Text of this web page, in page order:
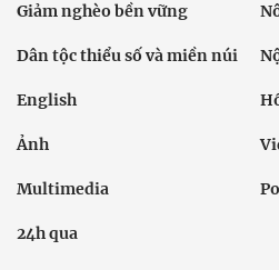
Giảm nghèo bền vững
Dân tộc thiểu số và miền núi
English
Ảnh
Multimedia
24h qua